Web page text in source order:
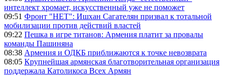
интеллект хромает, искусственный уже не поможет
09:51 Фронт "НЕТ": Ишхан Сагателян призвал к тотальной
мобилизации против действий властей
09:22 Пешка в игре титанов: Армения платит за провалы
команды Пашиняна
08:38 Армения и ОДКБ приближаются к точке невозврата
08:05 Крупнейшая армянская благотворительная организация
поддержала Католикоса Всех Армян